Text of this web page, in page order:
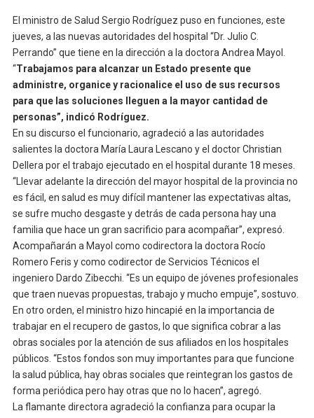
El ministro de Salud Sergio Rodríguez puso en funciones, este
jueves, a las nuevas autoridades del hospital “Dr. Julio C.
Perrando” que tiene en la dirección a la doctora Andrea Mayol.
“Trabajamos para alcanzar un Estado presente que
administre, organice y racionalice el uso de sus recursos
para que las soluciones lleguen a la mayor cantidad de
personas”, indicó Rodríguez.
En su discurso el funcionario, agradeció a las autoridades
salientes la doctora María Laura Lescano y el doctor Christian
Dellera por el trabajo ejecutado en el hospital durante 18 meses.
“Llevar adelante la dirección del mayor hospital de la provincia no
es fácil, en salud es muy difícil mantener las expectativas altas,
se sufre mucho desgaste y detrás de cada persona hay una
familia que hace un gran sacrificio para acompañar”, expresó.
Acompañarán a Mayol como codirectora la doctora Rocío
Romero Feris y como codirector de Servicios Técnicos el
ingeniero Dardo Zibecchi. “Es un equipo de jóvenes profesionales
que traen nuevas propuestas, trabajo y mucho empuje”, sostuvo.
En otro orden, el ministro hizo hincapié en la importancia de
trabajar en el recupero de gastos, lo que significa cobrar a las
obras sociales por la atención de sus afiliados en los hospitales
públicos. “Estos fondos son muy importantes para que funcione
la salud pública, hay obras sociales que reintegran los gastos de
forma periódica pero hay otras que no lo hacen”, agregó.
La flamante directora agradeció la confianza para ocupar la